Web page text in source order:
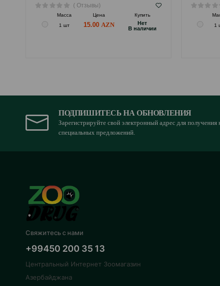
( Отзывы)
Масса Цена
Купить
1 шт
15.00
Hет
B наличии
1
ПОДПИШИТЕСЬ НА ОБНОВЛЕНИЯ
Зарегистрируйте свой электронный адрес для получения
специальных предложений.
Свяжитесь с нами
+99450 200 35 13
Центральный Интернет Зоомагазин
Азербайджана